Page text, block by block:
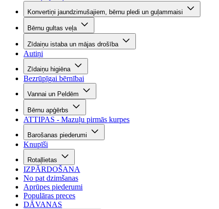
Konvertiņi jaundzimušajiem, bērnu pledi un guļammaisi
Bērnu gultas veļa
Zīdaiņu istaba un mājas drošība
Autiņi
Zīdaiņu higiēna
Bezrūpīgai bērnībai
Vannai un Peldēm
Bērnu apģērbs
ATTIPAS - Mazuļu pirmās kurpes
Barošanas piederumi
Knupīši
Rotaļlietas
IZPĀRDOŠANA
No pat dzimšanas
Aprūpes piederumi
Populāras preces
DĀVANAS